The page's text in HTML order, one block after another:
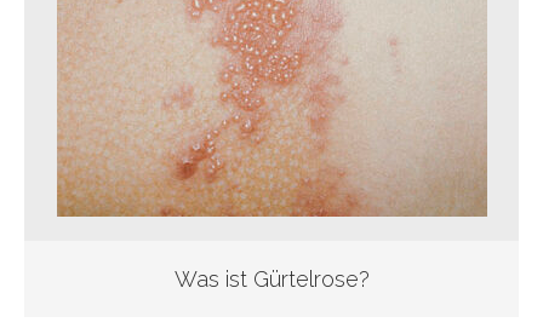
Was ist Gürtelrose?